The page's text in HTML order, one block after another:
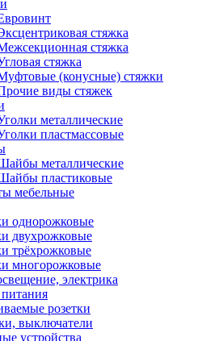
стяжка
стяжка
стяжка
(конусные) стяжки
виды стяжек
металлические
пластмассовые
металлические
пластиковые
мебельные
однорожковые
двухрожковые
трёхрожковые
многорожковые
электрика
розетки
выключатели
устройства